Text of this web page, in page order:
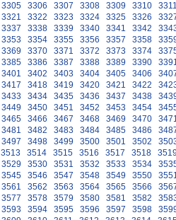
3305 3306 3307 3308 3309 3310
3321 3322 3323 3324 3325 3326
3337 3338 3339 3340 3341 3342
3353 3354 3355 3356 3357 3358
3369 3370 3371 3372 3373 3374
3385 3386 3387 3388 3389 3390
3401 3402 3403 3404 3405 3406
3417 3418 3419 3420 3421 3422
3433 3434 3435 3436 3437 3438
3449 3450 3451 3452 3453 3454
3465 3466 3467 3468 3469 3470
3481 3482 3483 3484 3485 3486
3497 3498 3499 3500 3501 3502
3513 3514 3515 3516 3517 3518
3529 3530 3531 3532 3533 3534
3545 3546 3547 3548 3549 3550
3561 3562 3563 3564 3565 3566
3577 3578 3579 3580 3581 3582
3593 3594 3595 3596 3597 3598